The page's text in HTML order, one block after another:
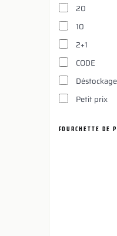
20
10
2+1
CODE
Déstockage
Petit prix
FOURCHETTE DE